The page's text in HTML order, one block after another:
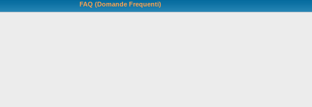
FAQ (Domande Frequenti)